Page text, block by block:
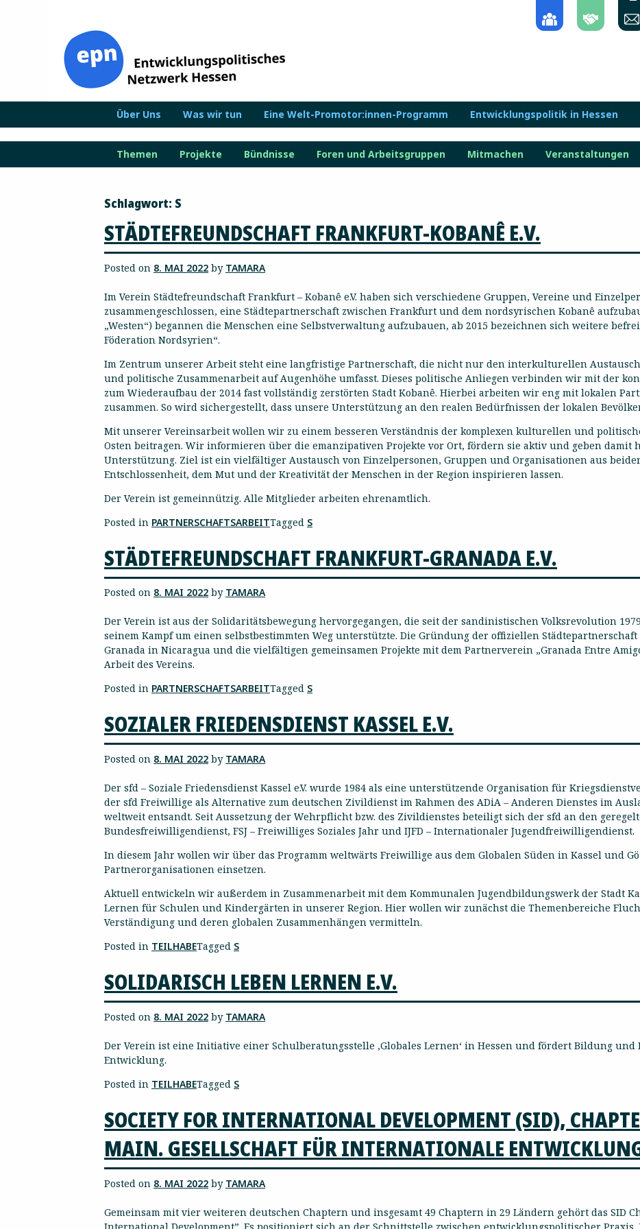
Über Uns Was wir tun Eine Welt-Promotor:innen-Programm Entwicklungspolitik in Hessen
Themen Projekte Bündnisse Foren und Arbeitsgruppen Mitmachen Veranstaltungen
Schlagwort: S
STÄDTEFREUNDSCHAFT FRANKFURT-KOBANÊ E.V.
Posted on 8. MAI 2022 by TAMARA
Im Verein Städtefreundschaft Frankfurt – Kobanê e.V. haben sich verschiedene Gruppen, Vereine und
zusammengeschlossen, eine Städtepartnerschaft zwischen Frankfurt und dem nordsyrischen Kobanê
„Westen“) begannen die Menschen eine Selbstverwaltung aufzubauen, ab 2015 bezeichnen sich weitere
Föderation Nordsyrien“.
Im Zentrum unserer Arbeit steht eine langfristige Partnerschaft, die nicht nur den interkulturellen
und politische Zusammenarbeit auf Augenhöhe umfasst. Dieses politische Anliegen verbinden wir mit der
zum Wiederaufbau der 2014 fast vollständig zerstörten Stadt Kobanê. Hierbei arbeiten wir eng mit lokalen
zusammen. So wird sichergestellt, dass unsere Unterstützung an den realen Bedürfnissen der lokalen
Mit unserer Vereinsarbeit wollen wir zu einem besseren Verständnis der komplexen kulturellen und
Osten beitragen. Wir informieren über die emanzipativen Projekte vor Ort, fördern sie aktiv und geben damit
Unterstützung. Ziel ist ein vielfältiger Austausch von Einzelpersonen, Gruppen und Organisationen aus
Entschlossenheit, dem Mut und der Kreativität der Menschen in der Region inspirieren lassen.
Der Verein ist gemeinnützig. Alle Mitglieder arbeiten ehrenamtlich.
Posted in PARTNERSCHAFTSARBEITTagged S
STÄDTEFREUNDSCHAFT FRANKFURT-GRANADA E.V.
Posted on 8. MAI 2022 by TAMARA
Der Verein ist aus der Solidaritätsbewegung hervorgegangen, die seit der sandinistischen Volksrevolution
seinem Kampf um einen selbstbestimmten Weg unterstützte. Die Gründung der offiziellen
Granada in Nicaragua und die vielfältigen gemeinsamen Projekte mit dem Partnerverein „Granada Entre
Arbeit des Vereins.
Posted in PARTNERSCHAFTSARBEITTagged S
SOZIALER FRIEDENSDIENST KASSEL E.V.
Posted on 8. MAI 2022 by TAMARA
Der sfd – Soziale Friedensdienst Kassel e.V. wurde 1984 als eine unterstützende Organisation für
der sfd Freiwillige als Alternative zum deutschen Zivildienst im Rahmen des ADiA – Anderen Dienstes im
weltweit entsandt. Seit Aussetzung der Wehrpflicht bzw. des Zivildienstes beteiligt sich der sfd an den
Bundesfreiwilligendienst, FSJ – Freiwilliges Soziales Jahr und IJFD – Internationaler Jugendfreiwilligendienst.
In diesem Jahr wollen wir über das Programm weltwärts Freiwillige aus dem Globalen Süden in Kassel und
Partnerorganisationen einsetzen.
Aktuell entwickeln wir außerdem in Zusammenarbeit mit dem Kommunalen Jugendbildungswerk der Stadt
Lernen für Schulen und Kindergärten in unserer Region. Hier wollen wir zunächst die Themenbereiche
Verständigung und deren globalen Zusammenhängen vermitteln.
Posted in TEILHABETagged S
SOLIDARISCH LEBEN LERNEN E.V.
Posted on 8. MAI 2022 by TAMARA
Der Verein ist eine Initiative einer Schulberatungsstelle ‚Globales Lernen‘ in Hessen und fördert Bildung
Entwicklung.
Posted in TEILHABETagged S
SOCIETY FOR INTERNATIONAL DEVELOPMENT (SID),
MAIN. GESELLSCHAFT FÜR INTERNATIONALE
Posted on 8. MAI 2022 by TAMARA
Gemeinsam mit vier weiteren deutschen Chaptern und insgesamt 49 Chaptern in 29 Ländern gehört das SID